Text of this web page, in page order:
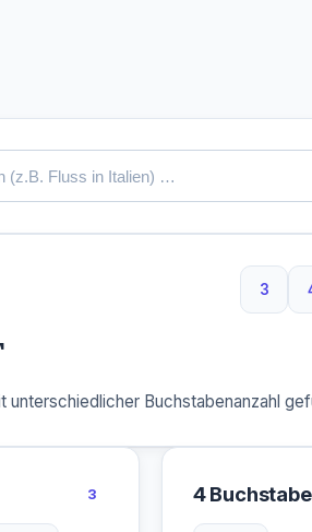
3
3
unterschiedlicher Buchstabenanzahl
3 4